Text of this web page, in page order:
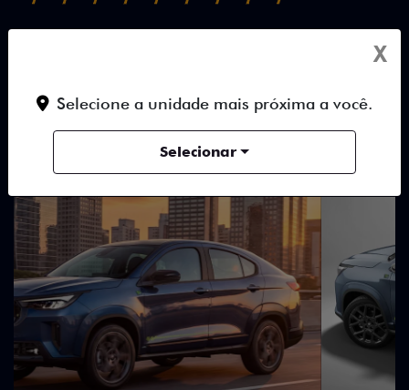
DESTAQUES DESIGN
X
Selecione a unidade mais próxima a você.
Selecionar